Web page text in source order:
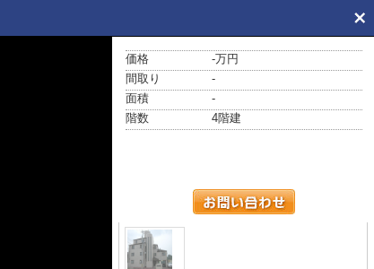
価格
-万円
間取り
-
面積
-
階数
4階建